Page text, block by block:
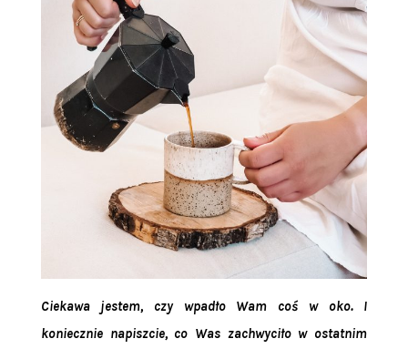
Ciekawa jestem, czy wpadło Wam coś w oko. I
koniecznie napiszcie, co Was zachwyciło w ostatnim